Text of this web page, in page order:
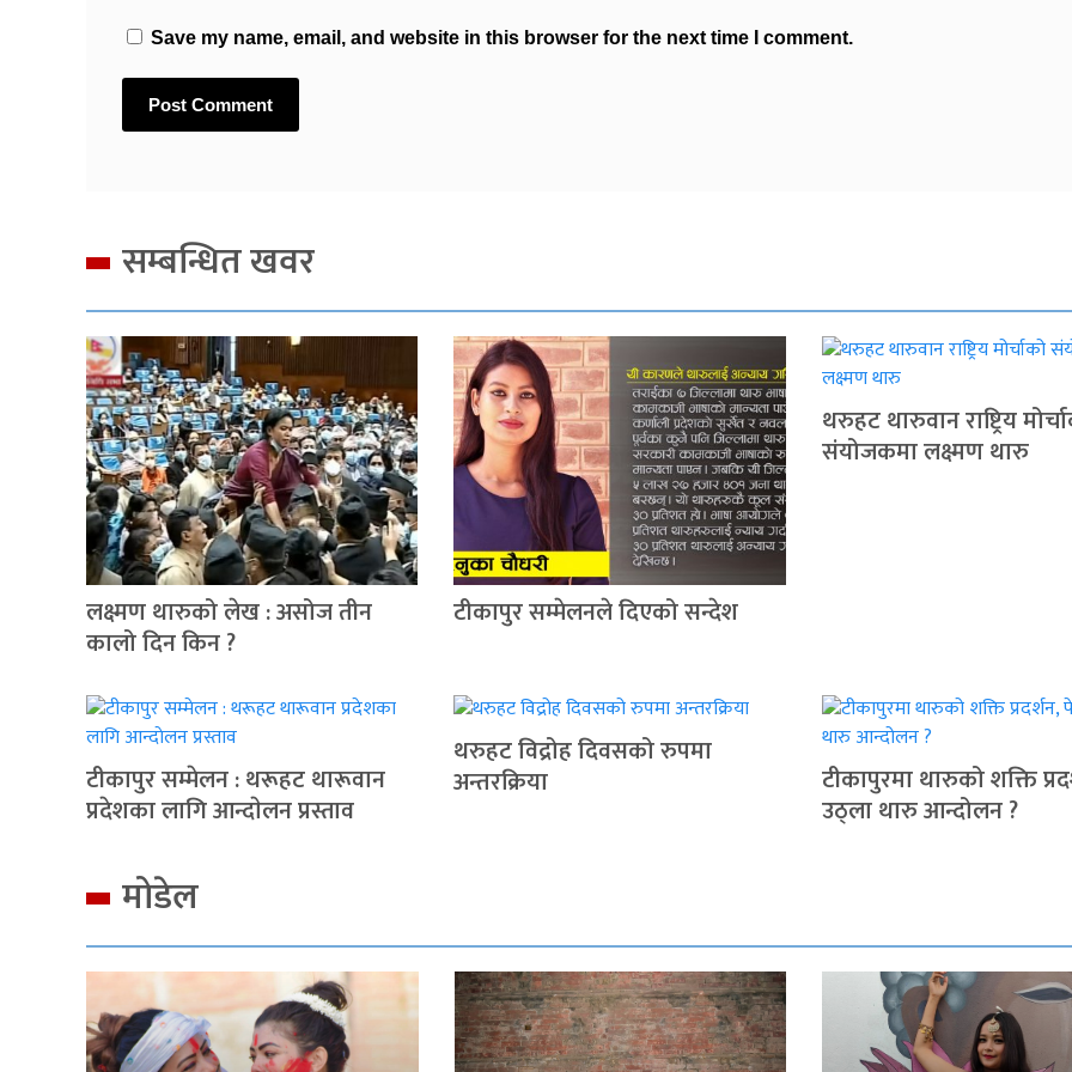
Save my name, email, and website in this browser for the next time I comment.
सम्बन्धित खवर
लक्ष्मण थारुको लेख : असोज तीन
कालो दिन किन ?
टीकापुर सम्मेलनले दिएको सन्देश
थरुहट थारुवान राष्ट्रिय
संयोजकमा लक्ष्मण थारु
टीकापुर सम्मेलन : थरूहट थारूवान
प्रदेशका लागि आन्दाेलन प्रस्ताव
थरुहट विद्रोह दिवसको रुपमा
अन्तरक्रिया टीकापुरमा थारुको शक्ति
उठ्ला थारु आन्दोलन ?
मोडेल